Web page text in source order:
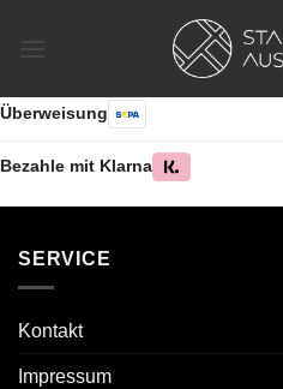
Inhalt
Überweisung
Bezahle mit Klarna
SERVICE
Kontakt
Impressum